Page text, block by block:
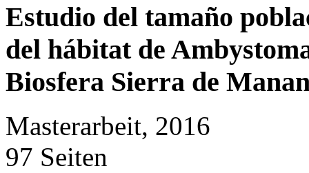
Estudio del tamaño
del hábitat de
Biosfera Sierra de
Masterarbeit, 2016
97 Seiten